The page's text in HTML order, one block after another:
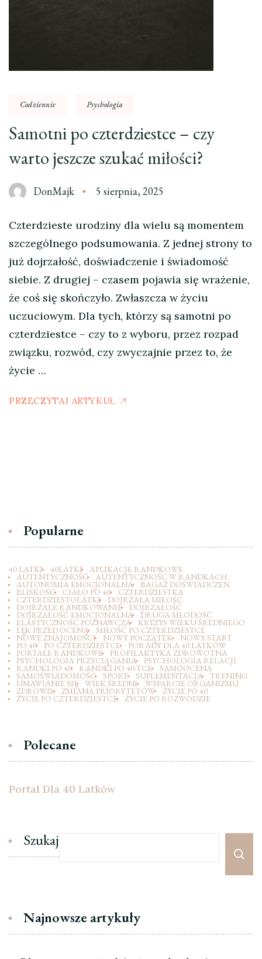
Codziennie Psychologia
Samotni po czterdziestce – czy
warto jeszcze szukać miłości?
DonMajk 5 sierpnia, 2025
Czterdzieste urodziny dla wielu są momentem
szczególnego podsumowania. Z jednej strony to
już dojrzałość, doświadczenie i świadomość
siebie. Z drugiej – czasem pojawia się wrażenie,
że coś się skończyło. Zwłaszcza w życiu
uczuciowym. Dla tych, którzy są samotni po
czterdziestce – czy to z wyboru, przez rozpad
związku, rozwód, czy zwyczajnie przez to, że
życie …
PRZECZYTAJ ARTYKUŁ
Popularne
40 LATKI 40LATKI APLIKACJE RANDKOWE
AUTENTYCZNOŚĆ AUTENTYCZNOŚĆ W RANDKACH
AUTONOMIA EMOCJONALNA BAGAŻ DOŚWIADCZEŃ
BLISKOŚĆ CIAŁO PO 40 CZTERDZIESTKA
CZTERDZIESTOLATKI DOJRZAŁA MIŁOŚĆ
DOJRZAŁE RANDKOWANIE DOJRZAŁOŚĆ
DOJRZAŁOŚĆ EMOCJONALNA DRUGA MŁODOŚĆ
ELASTYCZNOŚĆ POZNAWCZA KRYZYS WIEKU ŚREDNIEGO
LĘK PRZED OCENĄ MIŁOŚĆ PO CZTERDZIESTCE
NOWE ZNAJOMOŚCI NOWY POCZĄTEK NOWY START
PO 40 PO CZTERDZIESTCE PORADY DLA 40 LATKÓW
PORTALE RANDKOWE PROFILAKTYKA ZDROWOTNA
PSYCHOLOGIA PRZYCIĄGANIA PSYCHOLOGIA RELACJI
RANDKI PO 40 RANDKI PO 40-TCE SAMOOCENA
SAMOŚWIADOMOŚĆ SPORT SUPLEMENTACJA TRENING
UMAWIANIE SIĘ WIEK ŚREDNI WSPARCIE ORGANIZMU
ZDROWIE ZMIANA PRIORYTETÓW ŻYCIE PO 40
ŻYCIE PO CZTERDZIESTCE ŻYCIE PO ROZWODZIE
Polecane
Portal Dla 40 Latków
Szukaj
Najnowsze artykuły